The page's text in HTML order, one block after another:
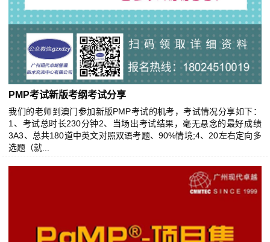
PMP考试新版考纲考试分享
我们的老师到澳门参加新版PMP考试的机考，考试情况分享如下：
1、考试总时长230分钟2、当场出考试结果，毫无悬念的最好成绩
3A3、总共180道中英文对照双语考题、90%情境;4、20左右定向多
选题（就...